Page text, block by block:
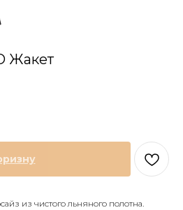
Жакет
из чистого льняного полотна.